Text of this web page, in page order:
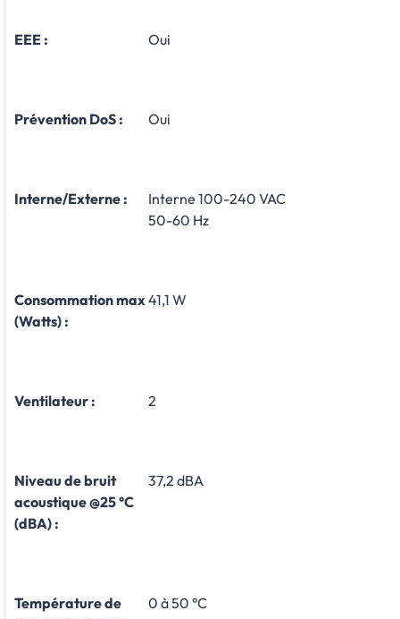
EEE : Oui
Prévention DoS : Oui
Interne/Externe :
Interne 100-240 VAC
50-60 Hz
Consommation max
(Watts) :
41,1 W
Ventilateur : 2
Niveau de bruit
acoustique @25 °C
(dBA) :
37,2 dBA
Température de
0 à 50 °C